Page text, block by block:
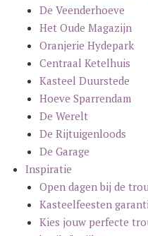
De Veenderhoeve
Het Oude Magazijn
Oranjerie Hydepark
Centraal Ketelhuis
Kasteel Duurstede
Hoeve Sparrendam
De Werelt
De Rijtuigenloods
De Garage
Inspiratie
Open dagen bij de
Kasteelfeesten
Kies jouw perfecte